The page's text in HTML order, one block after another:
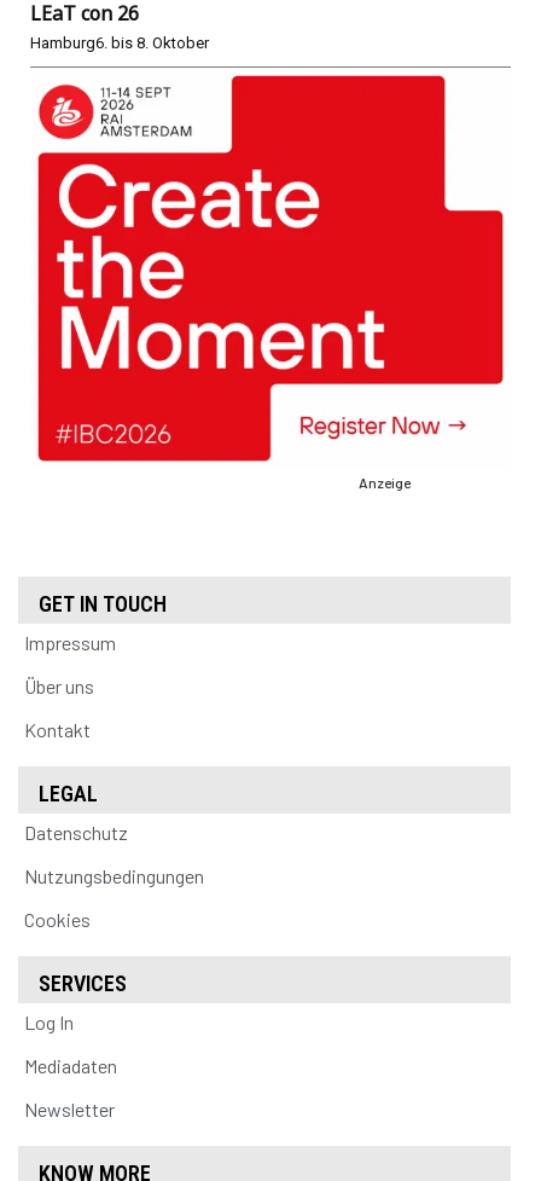
LEaT con 26
Hamburg6. bis 8. Oktober
Anzeige
GET IN TOUCH
Impressum
Über uns
Kontakt
LEGAL
Datenschutz
Nutzungsbedingungen
Cookies
SERVICES
Log In
Mediadaten
Newsletter
KNOW MORE